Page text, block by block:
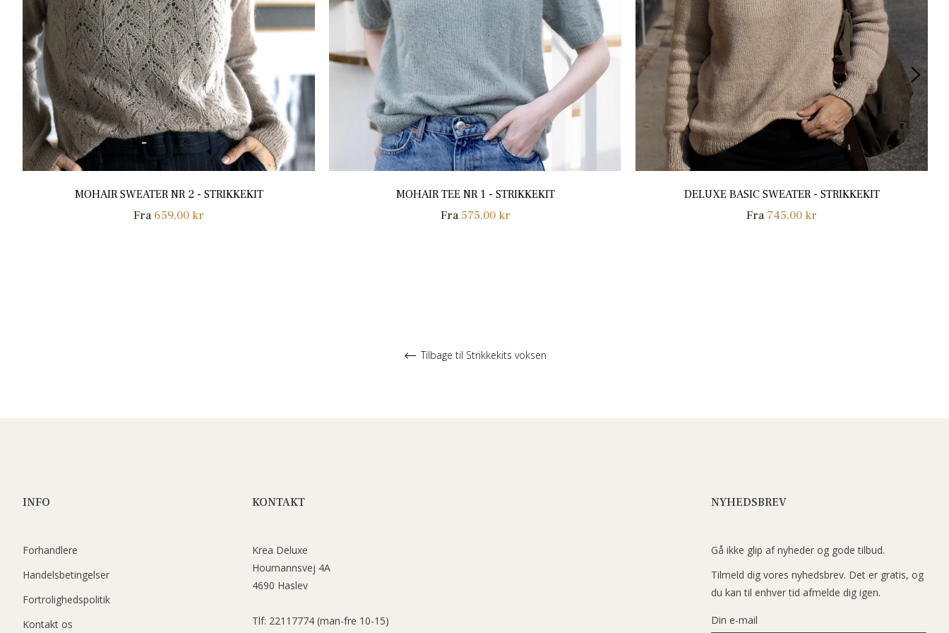
MOHAIR SWEATER NR 2 - STRIKKEKIT
Fra 659,00 kr
MOHAIR TEE NR 1 - STRIKKEKIT
Fra 575,00 kr
DELUXE BASIC SWEATER - STRIKKEKIT
Fra 745,00 kr
Tilbage til Strikkekits voksen
INFO
Forhandlere
Handelsbetingelser
Fortrolighedspolitik
Kontakt os
KONTAKT
Krea Deluxe
Houmannsvej 4A
4690 Haslev
Tlf: 22117774 (man-fre 10-15)
NYHEDSBREV
Gå ikke glip af nyheder og gode tilbud.
Tilmeld dig vores nyhedsbrev. Det er gratis, og
du kan til enhver tid afmelde dig igen.